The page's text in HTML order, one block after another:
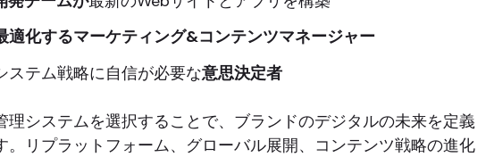
適化するマーケティング&コンテンツマネージャー
ステム戦略に自信が必要な意思決定者
理システムを選択することで、ブランドのデジタルの未来を定義
。リプラットフォーム、グローバル展開、コンテンツ戦略の進化